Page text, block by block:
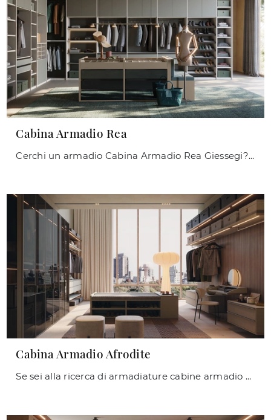
Cabina Armadio Rea
Cerchi un armadio Cabina Armadio Rea Giessegi? Clicca subito! Gli armadi cabine armadio con ante battenti ti attendono.
Cabina Armadio Afrodite
Se sei alla ricerca di armadiature cabine armadio con ante scorrevoli, clicca e scopri l'armadio Cabina Armadio Afrodite di Giessegi in melaminico.